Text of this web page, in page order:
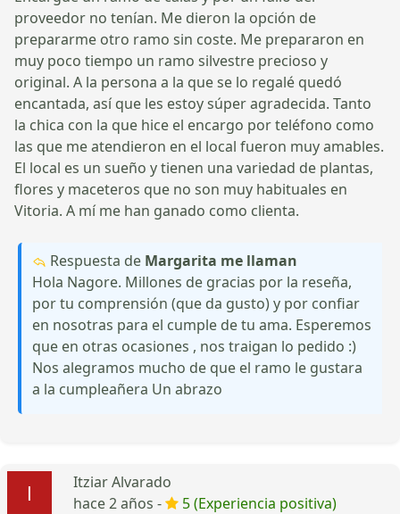
proveedor no tenían. Me dieron la opción de
prepararme otro ramo sin coste. Me prepararon en
muy poco tiempo un ramo silvestre precioso y
original. A la persona a la que se lo regalé quedó
encantada, así que les estoy súper agradecida. Tanto
la chica con la que hice el encargo por teléfono como
las que me atendieron en el local fueron muy amables.
El local es un sueño y tienen una variedad de plantas,
flores y maceteros que no son muy habituales en
Vitoria. A mí me han ganado como clienta.
Respuesta de Margarita me llaman
Hola Nagore. Millones de gracias por la reseña,
por tu comprensión (que da gusto) y por confiar
en nosotras para el cumple de tu ama. Esperemos
que en otras ocasiones , nos traigan lo pedido :)
Nos alegramos mucho de que el ramo le gustara
a la cumpleañera Un abrazo
Itziar Alvarado
hace 2 años -
5 (Experiencia positiva)